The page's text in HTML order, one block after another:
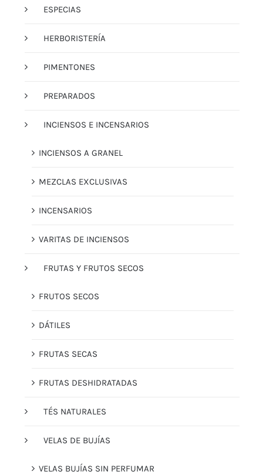
ESPECIAS
HERBORISTERÍA
PIMENTONES
PREPARADOS
INCIENSOS E INCENSARIOS
INCIENSOS A GRANEL
MEZCLAS EXCLUSIVAS
INCENSARIOS
VARITAS DE INCIENSOS
FRUTAS Y FRUTOS SECOS
FRUTOS SECOS
DÁTILES
FRUTAS SECAS
FRUTAS DESHIDRATADAS
TÉS NATURALES
VELAS DE BUJÍAS
VELAS BUJÍAS SIN PERFUMAR